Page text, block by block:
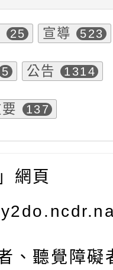
25 宣導 523
5 公告 1314
137
網頁
、聽覺障礙